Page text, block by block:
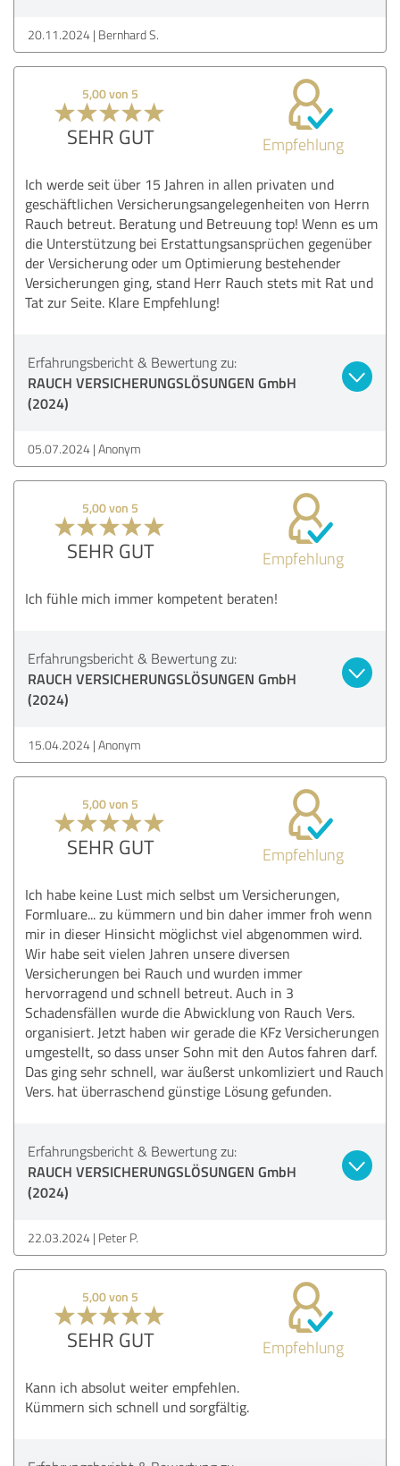
20.11.2024 Bernhard S.
5,00 von 5
SEHR GUT Empfehlung
Ich werde seit über 15 Jahren in allen privaten und
geschäftlichen Versicherungsangelegenheiten von Herrn
Rauch betreut. Beratung und Betreuung top! Wenn es um
die Unterstützung bei Erstattungsansprüchen gegenüber
der Versicherung oder um Optimierung bestehender
Versicherungen ging, stand Herr Rauch stets mit Rat und
Tat zur Seite. Klare Empfehlung!
Erfahrungsbericht & Bewertung zu:
RAUCH VERSICHERUNGSLÖSUNGEN GmbH
(2024)
05.07.2024 Anonym
5,00 von 5
SEHR GUT Empfehlung
Ich fühle mich immer kompetent beraten!
Erfahrungsbericht & Bewertung zu:
RAUCH VERSICHERUNGSLÖSUNGEN GmbH
(2024)
15.04.2024 Anonym
5,00 von 5
SEHR GUT Empfehlung
Ich habe keine Lust mich selbst um Versicherungen,
Formluare... zu kümmern und bin daher immer froh wenn
mir in dieser Hinsicht möglichst viel abgenommen wird.
Wir habe seit vielen Jahren unsere diversen
Versicherungen bei Rauch und wurden immer
hervorragend und schnell betreut. Auch in 3
Schadensfällen wurde die Abwicklung von Rauch Vers.
organisiert. Jetzt haben wir gerade die KFz Versicherungen
umgestellt, so dass unser Sohn mit den Autos fahren darf.
Das ging sehr schnell, war äußerst unkomliziert und Rauch
Vers. hat überraschend günstige Lösung gefunden.
Erfahrungsbericht & Bewertung zu:
RAUCH VERSICHERUNGSLÖSUNGEN GmbH
(2024)
22.03.2024 Peter P.
5,00 von 5
SEHR GUT Empfehlung
Kann ich absolut weiter empfehlen.
Kümmern sich schnell und sorgfältig.